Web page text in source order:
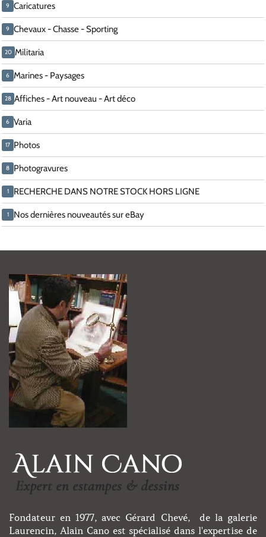
9 Caricatures
9 Chevaux - Chasse - Sporting
20 Militaria
6 Marines - Paysages
28 Affiches - Art nouveau - Art déco
6 Varia
17 Photos
8 Photogravures
1 RECHERCHE DANS NOTRE STOCK HORS LIGNE
1 Nos dernières nouveautés sur eBay
Fondateur en 1977, avec Gérard Chevé, de la galerie
Laurencin, Alain Cano est spécialisé dans l'expertise de